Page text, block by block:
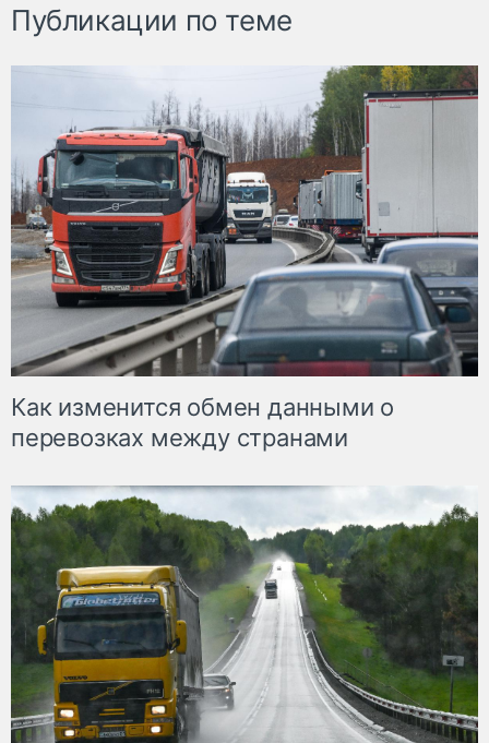
Публикации по теме
Как изменится обмен данными о
перевозках между странами